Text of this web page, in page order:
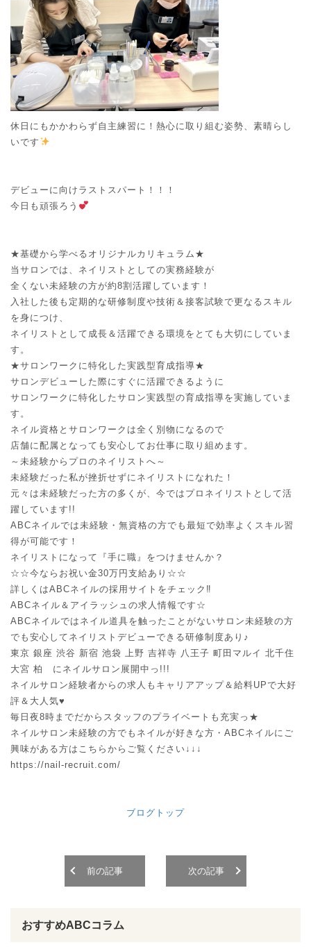
休日にもかかわらず自主練習に！熱心に取り組む姿勢、素晴らし
いです
デビューに向けラストスパート！！！
今日も頑張ろう
★基礎から学べるオリジナルカリキュラム★
当サロンでは、ネイリストとしての実務経験が
全くない未経験の方が約8割活躍しています！
入社した後も定期的な研修制度や技術＆接客試験で更なるスキル
を身につけ、
ネイリストとして成長＆活躍できる環境をとても大切にしていま
す。
★サロンワークに特化した実践型育成指導★
サロンデビューした際にすぐに活躍できるように
サロンワークに特化したサロン実践型の育成指導を実施していま
す。
ネイル資格とサロンワークは全く別物になるので
店舗に配属となっても安心してお仕事に取り組めます。
～未経験からプロのネイリストへ～
未経験だった私が挫折せずにネイリストになれた！
元々は未経験だった方の多くが、今ではプロネイリストとして活
躍しています!!
ABCネイルでは未経験・無資格の方でも最短で効率よくスキル習
得が可能です！
ネイリストになって『手に職』をつけませんか？
☆☆今ならお祝い金30万円支給あり☆☆
詳しくはABCネイルの採用サイトをチェック‼︎
ABCネイル＆アイラッシュの求人情報です☆
ABCネイルではネイル道具を触ったことがないサロン未経験の方
でも安心してネイリストデビューできる研修制度あり♪
東京 銀座 渋谷 新宿 池袋 上野 吉祥寺 八王子 町田マルイ 北千住
大宮 柏 にネイルサロン展開中っ!!!
ネイルサロン経験者からの求人もキャリアアップ＆給料UPで大好
評＆大人気♥
毎日夜8時までだからスタッフのプライベートも充実っ★
ネイルサロン未経験の方でもネイルが好きな方・ABCネイルにご
興味がある方はこちらからご覧ください↓↓↓
https://nail-recruit.com/
ブログトップ
前の記事 次の記事
おすすめABCコラム